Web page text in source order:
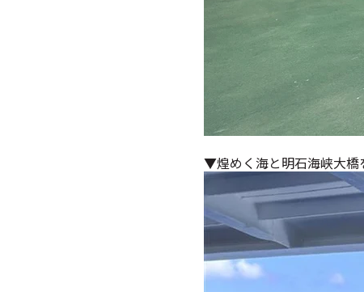
▼煌めく海と明石海峡大橋